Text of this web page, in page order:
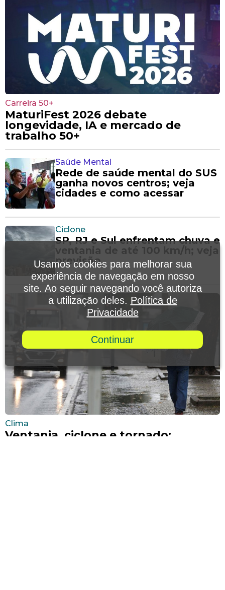
Carreira 50+
MaturiFest 2026 debate
longevidade, IA e mercado de
trabalho 50+
Saúde Mental
Rede de saúde mental do SUS
ganha novos centros; veja
cidades e como acessar
Ciclone
SP, RJ e Sul enfrentam chuva e
ventania de até 100 km/h; veja
previsão
Clima
Ventania, ciclone e tornado:
Usamos cookies para melhorar sua
experiência de navegação em nosso
site. Ao seguir navegando você autoriza
a utilização deles. Política de
Privacidade
Continuar